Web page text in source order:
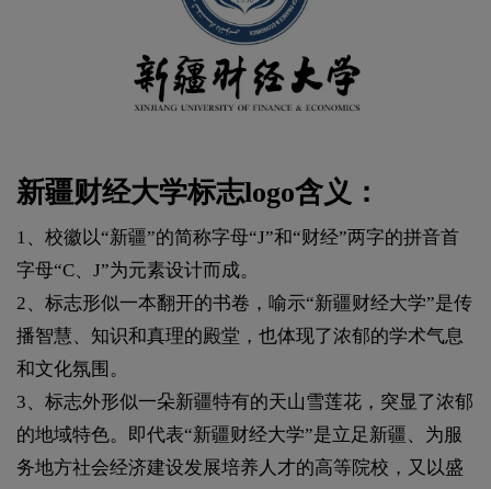
新疆财经大学标志logo含义：
1、校徽以“新疆”的简称字母“J”和“财经”两字的拼音首
字母“C、J”为元素设计而成。
2、标志形似一本翻开的书卷，喻示“新疆财经大学”是传
播智慧、知识和真理的殿堂，也体现了浓郁的学术气息
和文化氛围。
3、标志外形似一朵新疆特有的天山雪莲花，突显了浓郁
的地域特色。即代表“新疆财经大学”是立足新疆、为服
务地方社会经济建设发展培养人才的高等院校，又以盛